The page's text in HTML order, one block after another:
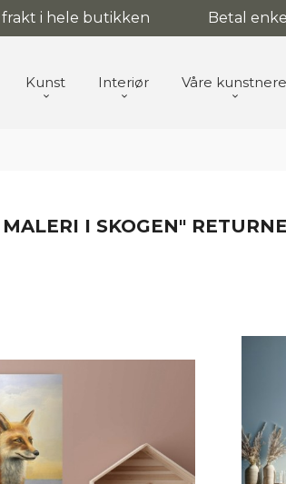
frakt i hele butikken Betal
Kunst Interiør Våre kunstnere
I SKOGEN"